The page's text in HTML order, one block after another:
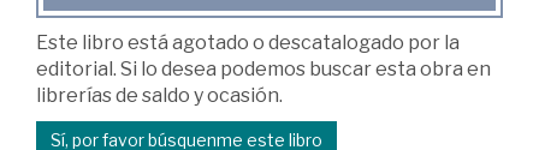
Este libro está agotado o descatalogado por la
editorial. Si lo desea podemos buscar esta obra en
librerías de saldo y ocasión.
Sí, por favor búsquenme este libro